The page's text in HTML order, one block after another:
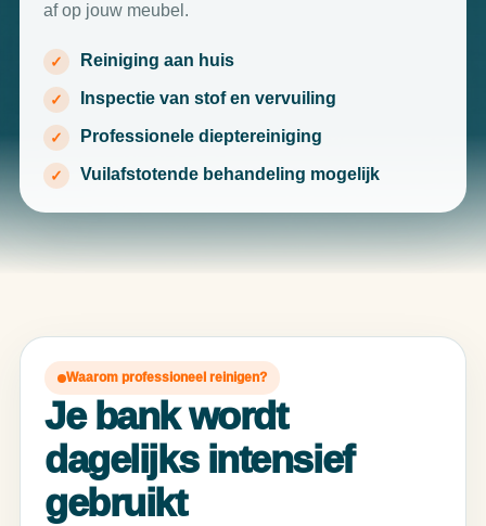
af op jouw meubel.
Reiniging aan huis
Inspectie van stof en vervuiling
Professionele dieptereiniging
Vuilafstotende behandeling mogelijk
Waarom professioneel reinigen?
Je bank wordt
dagelijks intensief
gebruikt